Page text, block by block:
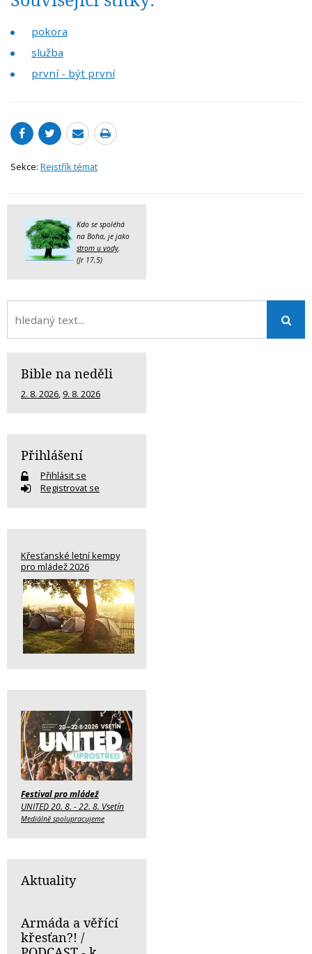
pokora
služba
první - být první
Sekce: Rejstřík témat
Kdo se spoléhá
na Boha, je jako
strom u vody.
(Jr 17,5)
Bible na neděli
2. 8. 2026, 9. 8. 2026
Přihlášení
Přihlásit se
Registrovat se
Křesťanské letní kempy
pro mládež 2026
Festival pro mládež
UNITED 20. 8. - 22. 8. Vsetín
Mediálně spolupracujeme
Aktuality
Armáda a věřící
křesťan?! /